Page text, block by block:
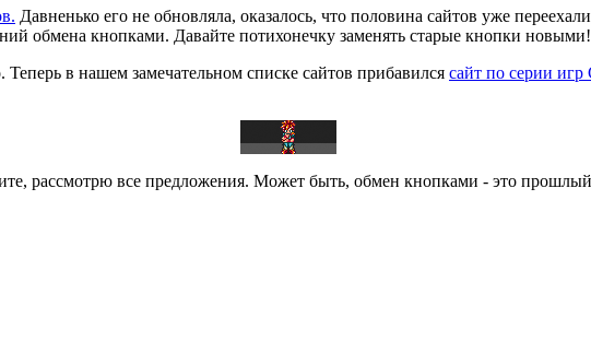
Давненько его не обновляла, оказалось, что половина сайтов уже
обмена кнопками. Давайте потихонечку заменять старые кнопки новыми!
в нашем замечательном списке сайтов прибавился сайт по серии игр
рассмотрю все предложения. Может быть, обмен кнопками - это прошлый